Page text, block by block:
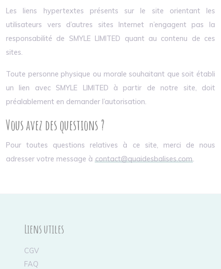
Les liens hypertextes présents sur le site orientant les
utilisateurs vers d’autres sites Internet n’engagent pas la
responsabilité de SMYLE LIMITED quant au contenu de ces
sites.
Toute personne physique ou morale souhaitant que soit établi
un lien avec SMYLE LIMITED à partir de notre site, doit
préalablement en demander l’autorisation.
Vous avez des questions ?
Pour toutes questions relatives à ce site, merci de nous
adresser votre message à contact@quaidesbalises.com.
Liens utiles
CGV
FAQ